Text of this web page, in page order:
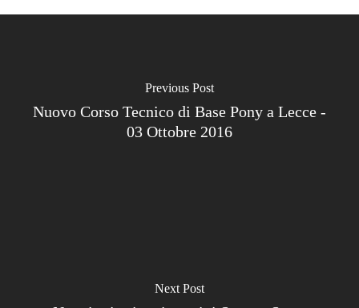
Previous Post
Nuovo Corso Tecnico di Base Pony a Lecce -
03 Ottobre 2016
Next Post